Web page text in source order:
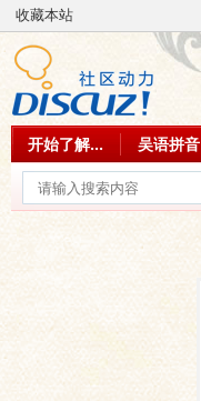
收藏本站
开始了解... 吴语拼音